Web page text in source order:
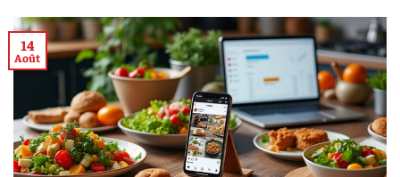
14
Août